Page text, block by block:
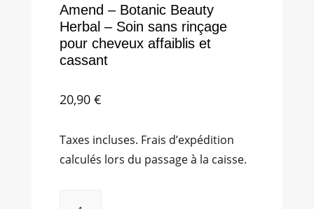
Amend – Botanic Beauty
Herbal – Soin sans rinçage
pour cheveux affaiblis et
cassant
20,90 €
Taxes incluses. Frais d’expédition
calculés lors du passage à la caisse.